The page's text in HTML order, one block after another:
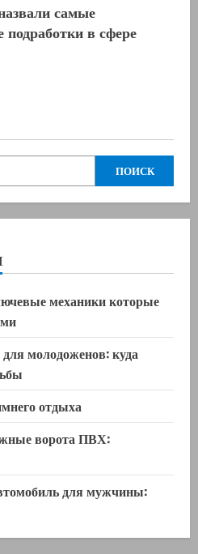
самые
в сфере
ПОИСК
механики которые
молодоженов: куда
отдыха
ворота ПВХ:
для мужчины: